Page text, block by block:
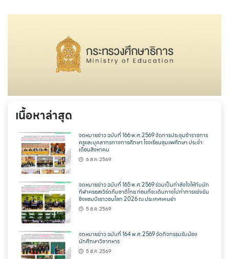
เนื้อหาล่าสุด
จดหมายข่าว ฉบับที่ 166 พ.ศ.2569 จัดการประชุมข้าราชการ
ครูและบุคลากรทางการศึกษา โรงเรียนชุมแพศึกษา ประจำ
เดือนสิงหาคม
6 ส.ค. 2569
จดหมายข่าว ฉบับที่ 165 พ.ศ.2569 ร่วมเป็นกำลังใจให้กับนัก
กีฬาครอสเวิร์ดทีมชาติไทย ก่อนที่จะเดินทางไปทำการแข่งขัน
ชิงแชมป์เยาวชนโลก 2026 ณ ประเทศเคนย่า
5 ส.ค. 2569
จดหมายข่าว ฉบับที่ 164 พ.ศ.2569 จัดกิจกรรมรับน้อง
นักศึกษาวิชาทหาร
5 ส.ค. 2569